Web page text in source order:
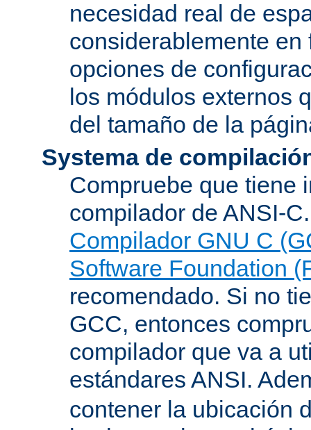
necesidad real de
considerablemente en
opciones de
los módulos externos
del tamaño de la
Systema de
Compruebe que tiene
compilador de ANSI-
Compilador GNU C
Software Foundation
recomendado. Si no
GCC, entonces
compilador que va a
estándares ANSI.
contener la ubicación